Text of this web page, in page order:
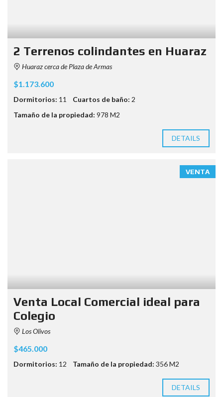
2 Terrenos colindantes en Huaraz
Huaraz cerca de Plaza de Armas
$1.173.600
Dormitorios: 11 Cuartos de baño: 2
Tamaño de la propiedad: 978 M2
DETAILS
VENTA
Venta Local Comercial ideal para
Colegio
Los Olivos
$465.000
Dormitorios: 12 Tamaño de la propiedad: 356 M2
DETAILS